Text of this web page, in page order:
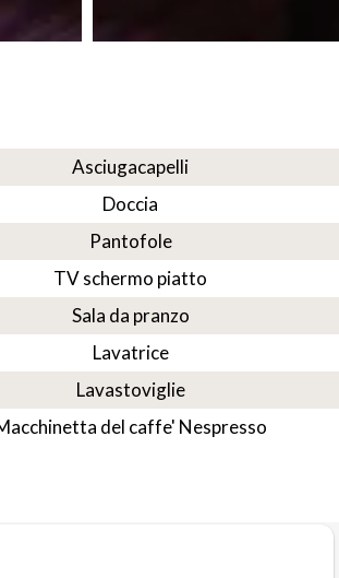
Asciugacapelli
Doccia
Pantofole
TV schermo piatto
Sala da pranzo
Lavatrice
Lavastoviglie
del caffe' Nespresso